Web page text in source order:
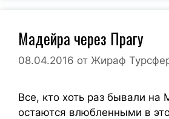
Мадейра через Прагу
08.04.2016 от Жираф
Все, кто хоть раз бывали на
остаются влюбленными в